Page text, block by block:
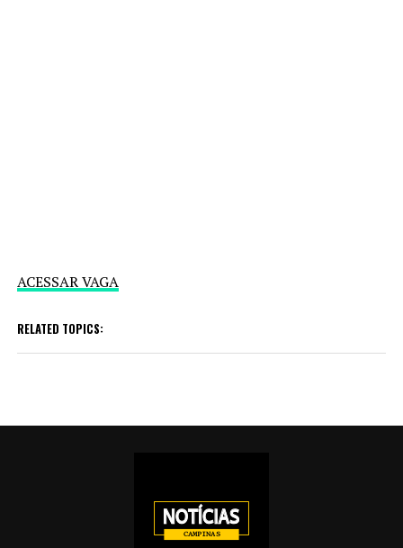
ACESSAR VAGA
RELATED TOPICS: